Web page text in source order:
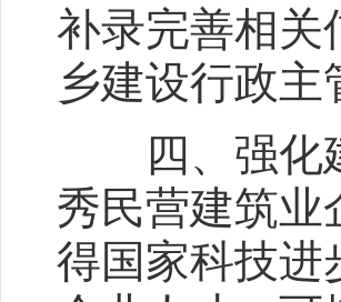
补录完善相关
乡建设行政
四、强化建
秀民营建筑业
得国家科技进